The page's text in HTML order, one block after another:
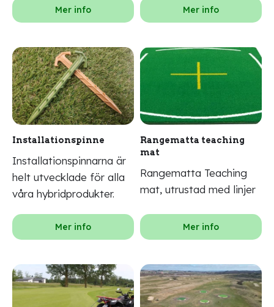
Mer info Mer info
Installationspinne
Installationspinnarna är
helt utvecklade för alla
våra hybridprodukter.
Mer info
Rangematta teaching
mat
Rangematta Teaching
mat, utrustad med linjer
Mer info